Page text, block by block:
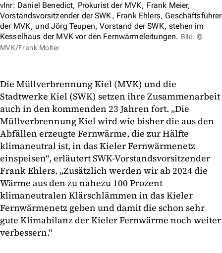
vlnr: Daniel Benedict, Prokurist der MVK, Frank Meier,
Vorstandsvorsitzender der SWK, Frank Ehlers, Geschäftsführer
der MVK, und Jörg Teupen, Vorstand der SWK, stehen im
Kesselhaus der MVK vor den Fernwärmeleitungen. Bild: ©
MVK/Frank Molter
Die Müllverbrennung Kiel (MVK) und die
Stadtwerke Kiel (SWK) setzen ihre Zusammenarbeit
auch in den kommenden 23 Jahren fort. „Die
Müllverbrennung Kiel wird wie bisher die aus den
Abfällen erzeugte Fernwärme, die zur Hälfte
klimaneutral ist, in das Kieler Fernwärmenetz
einspeisen“, erläutert SWK-Vorstandsvorsitzender
Frank Ehlers. „Zusätzlich werden wir ab 2024 die
Wärme aus den zu nahezu 100 Prozent
klimaneutralen Klärschlämmen in das Kieler
Fernwärmenetz geben und damit die schon sehr
gute Klimabilanz der Kieler Fernwärme noch weiter
verbessern.“